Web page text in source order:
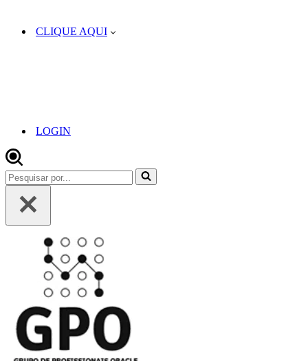
CLIQUE AQUI
LOGIN
Pesquisar
por...